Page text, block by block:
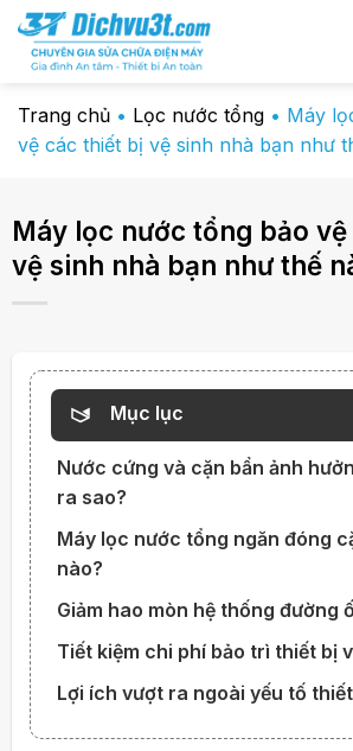
Chuyển
đến
dung
Trang chủ • Lọc nước tổng • Máy
vệ các thiết bị vệ sinh nhà bạn như
Máy lọc nước tổng bảo
vệ sinh nhà bạn như thế
Mục lục
Nước cứng và cặn bẩn ảnh
ra sao?
Máy lọc nước tổng ngăn đóng
nào?
Giảm hao mòn hệ thống đường
Tiết kiệm chi phí bảo trì thiết bị
Lợi ích vượt ra ngoài yếu tố